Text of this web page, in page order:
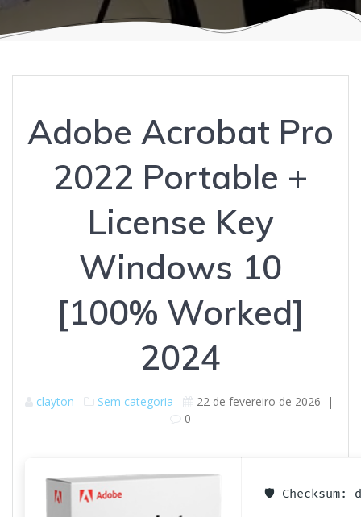
Adobe Acrobat Pro
2022 Portable +
License Key
Windows 10
[100% Worked]
2024
clayton Sem categoria 22 de fevereiro de 2026 |
0
🛡️ Checksum: